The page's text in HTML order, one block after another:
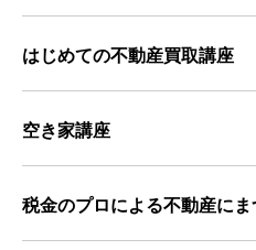
はじめての不動産買取講座
空き家講座
税金のプロによる不動産に